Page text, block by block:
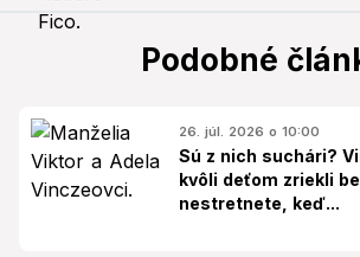
Podobné
26. júl. 2026 o 10:00
Sú z nich suchári?
kvôli deťom zriekli
nestretnete, keď...